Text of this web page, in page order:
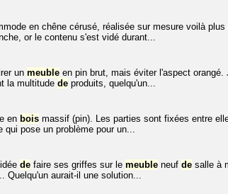
en chêne cérusé, réalisée sur mesure voilà plus
or le contenu s'est vidé durant...
un meuble en pin brut, mais éviter l'aspect
la multitude de produits, quelqu'un...
en bois massif (pin). Les parties sont fixées entre
pose un problème pour un...
de faire ses griffes sur le meuble neuf de salle à
Quelqu'un aurait-il une solution...